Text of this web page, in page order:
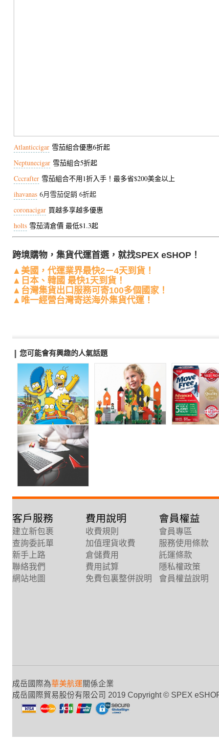
Atlanticcigar 雪茄組合優惠6折起
Neptunecigar 雪茄組合5折起
Cccrafter 雪茄組合不用1折入手！最多省$200美金以上
ihavanas 6月雪茄促銷 6折起
coronacigar 買越多享越多優惠
holts 雪茄清倉價 最低$1.3起
跨境購物，集貨代運首選，就找SPEX eSHOP！
▲美國，代運業界最快2－4天到貨！
▲日本、韓國 最快1天到貨！
▲台灣集貨出口服務可寄100多個國家！
▲唯一經營台灣寄送海外集貨代運！
您可能會有興趣的人氣話題
客戶服務
建立新包裹
查詢委託單
新手上路
聯絡我們
網站地圖
費用說明
收費規則
加值理貨收費
倉儲費用
費用試算
免費包裏整併說明
會員權益
會員專區
服務使用條款
託運條款
隱私權政策
會員權益說明
成岳國際為華美航運關係企業
成岳國際貿易股份有限公司 2019 Copyright © SPEX